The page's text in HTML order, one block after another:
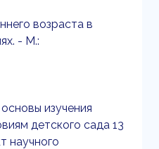
возраста в
- М.:
изучения
детского сада 13
научного